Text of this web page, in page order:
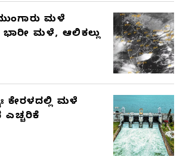
ಮಳೆ
ಮಳೆ, ಆಲಿಕಲ್ಲು
ಕೇರಳದಲ್ಲಿ ಮಳೆ
ಎಚ್ಚರಿಕೆ